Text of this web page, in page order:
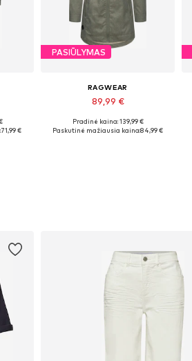
71,99 €
PASIŪLYMAS
RAGWEAR
89,99 €
+2
Yra daugybė dydžių
Pradinė kaina: 139,99 €
Paskutinė mažiausia kaina:84,99 €